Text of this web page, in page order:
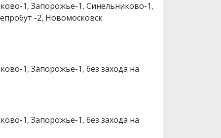
1, Запорожье-1, Синельниково-1,
-2, Новомосковск
1, Запорожье-1, без захода на
1, Запорожье-1, без захода на